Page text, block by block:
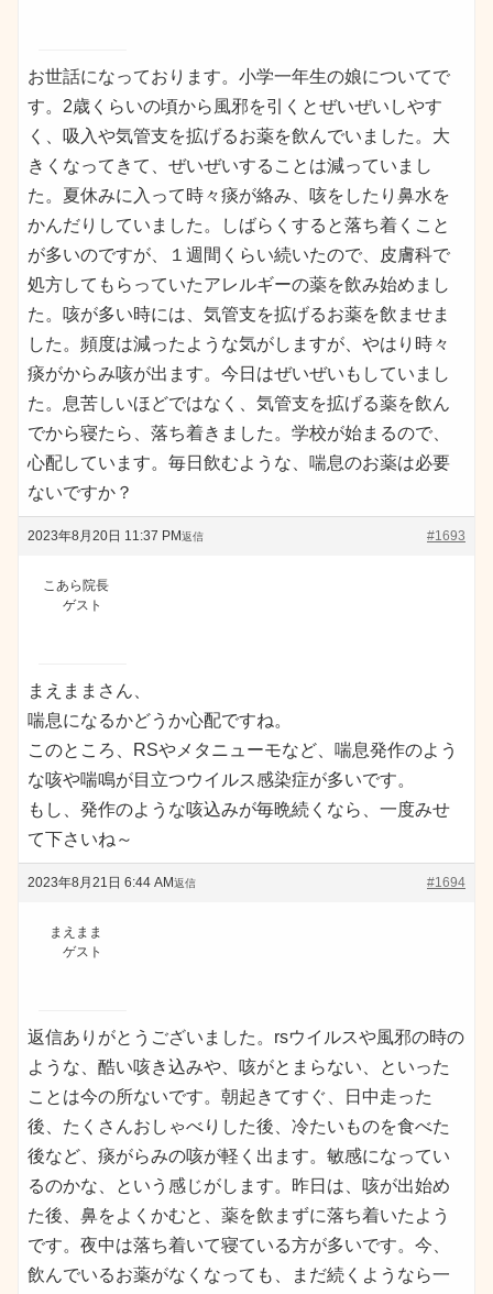
お世話になっております。小学一年生の娘についてで
す。2歳くらいの頃から風邪を引くとぜいぜいしやす
く、吸入や気管支を拡げるお薬を飲んでいました。大
きくなってきて、ぜいぜいすることは減っていまし
た。夏休みに入って時々痰が絡み、咳をしたり鼻水を
かんだりしていました。しばらくすると落ち着くこと
が多いのですが、１週間くらい続いたので、皮膚科で
処方してもらっていたアレルギーの薬を飲み始めまし
た。咳が多い時には、気管支を拡げるお薬を飲ませま
した。頻度は減ったような気がしますが、やはり時々
痰がからみ咳が出ます。今日はぜいぜいもしていまし
た。息苦しいほどではなく、気管支を拡げる薬を飲ん
でから寝たら、落ち着きました。学校が始まるので、
心配しています。毎日飲むような、喘息のお薬は必要
ないですか？
2023年8月20日 11:37 PM #1693
返信
こあら院長
ゲスト
まえままさん、
喘息になるかどうか心配ですね。
このところ、RSやメタニューモなど、喘息発作のよう
な咳や喘鳴が目立つウイルス感染症が多いです。
もし、発作のような咳込みが毎晩続くなら、一度みせ
て下さいね～
2023年8月21日 6:44 AM #1694
返信
まえまま
ゲスト
返信ありがとうございました。rsウイルスや風邪の時の
ような、酷い咳き込みや、咳がとまらない、といった
ことは今の所ないです。朝起きてすぐ、日中走った
後、たくさんおしゃべりした後、冷たいものを食べた
後など、痰がらみの咳が軽く出ます。敏感になってい
るのかな、という感じがします。昨日は、咳が出始め
た後、鼻をよくかむと、薬を飲まずに落ち着いたよう
です。夜中は落ち着いて寝ている方が多いです。今、
飲んでいるお薬がなくなっても、まだ続くようなら一